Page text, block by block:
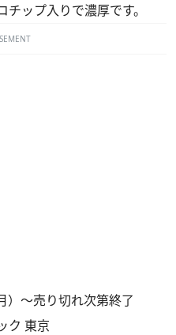
ップ入りで濃厚です。
）～売り切れ次第終了
ク 東京